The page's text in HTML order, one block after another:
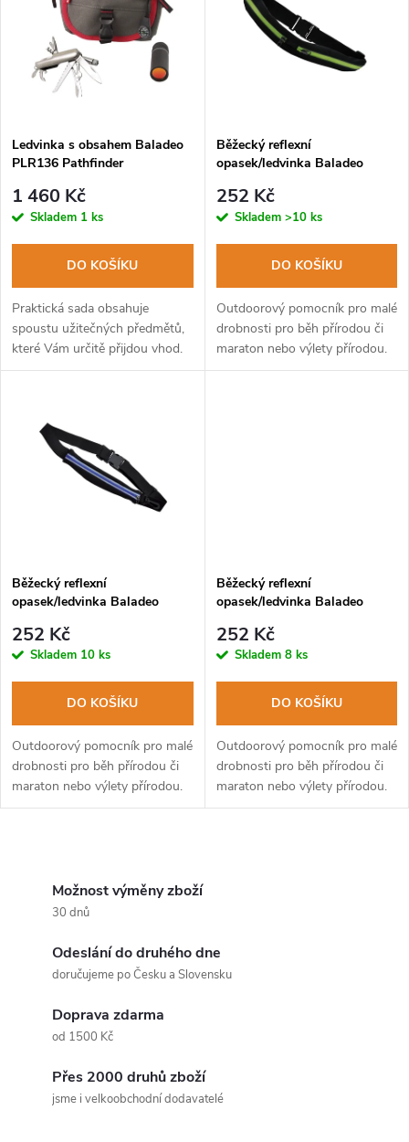
p
r
o
d
u
s
p
r
d
u
Ledvinka s obsahem Baladeo
PLR136 Pathfinder
1 460 Kč
Skladem 1 ks
DO KOŠÍKU
Praktická sada obsahuje
spoustu užitečných předmětů,
které Vám určitě přijdou vhod.
Běžecký reflexní
opasek/ledvinka Baladeo
žlutá
252 Kč
Skladem >10 ks
DO KOŠÍKU
Outdoorový pomocník pro malé
drobnosti pro běh přírodou či
maraton nebo výlety přírodou.
Běžecký reflexní
opasek/ledvinka Baladeo
modrá
252 Kč
Skladem 10 ks
DO KOŠÍKU
Outdoorový pomocník pro malé
drobnosti pro běh přírodou či
maraton nebo výlety přírodou.
Běžecký reflexní
opasek/ledvinka Baladeo
červená
252 Kč
Skladem 8 ks
DO KOŠÍKU
Outdoorový pomocník pro malé
drobnosti pro běh přírodou či
maraton nebo výlety přírodou.
Možnost výměny zboží
30 dnů
Odeslání do druhého dne
doručujeme po Česku a Slovensku
Doprava zdarma
od 1500 Kč
Přes 2000 druhů zboží
jsme i velkoobchodní dodavatelé